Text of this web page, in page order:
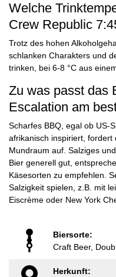
Welche
Crew Republic
Trotz des hohen
schlanken Charakters und
trinken, bei 6-8 °C aus
Zu was passt das
Escalation am
Scharfes BBQ, egal ob US-
afrikanisch inspiriert, fordert
Mundraum auf. Salziges
Bier generell gut,
Käsesorten zu empfehlen.
Salzigkeit spielen, z.B. mit
Eiscrème oder New York
Biersorte:
Craft Beer,
Herkunft: